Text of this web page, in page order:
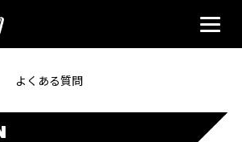
よくある質問